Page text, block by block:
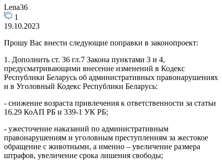
Lena36
1
19.10.2023
Прошу Вас внести следующие поправки в законопроект:
1. Дополнить ст. 36 гл.7 Закона пунктами 3 и 4,
предусматривающими внесение изменений в Кодекс
Республики Беларусь об административных правонарушениях
и в Уголовный Кодекс Республики Беларусь:
- снижение возраста привлечения к ответственности за статьи
16.29 КоАП РБ и 339-1 УК РБ;
- ужесточение наказаний по административным
правонарушениям и уголовным преступлениям за жестокое
обращение с животными, а именно – увеличение размера
штрафов, увеличение срока лишения свободы;